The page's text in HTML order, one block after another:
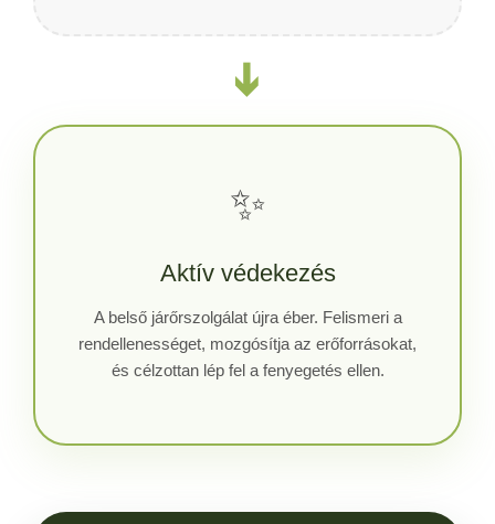
➔
✨
Aktív védekezés
A belső járőrszolgálat újra éber. Felismeri a
rendellenességet, mozgósítja az erőforrásokat,
és célzottan lép fel a fenyegetés ellen.